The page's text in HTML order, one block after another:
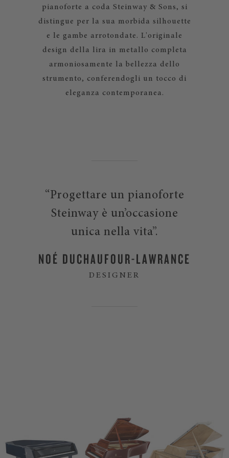
pianoforte a coda Steinway & Sons, si
distingue per la sua morbida silhouette
e le gambe arrotondate. L'originale
design della lira in metallo completa
armoniosamente la bellezza dello
strumento, conferendogli un tocco di
eleganza contemporanea.
“Progettare un pianoforte
Steinway è un’occasione
unica nella vita”.
NOÉ DUCHAUFOUR-LAWRANCE
DESIGNER